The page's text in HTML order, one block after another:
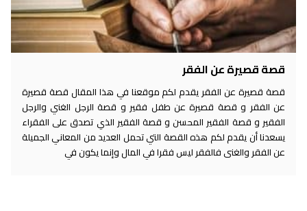
قصة قصيرة عن الفقر
قصة قصيرة عن الفقر يقدم لكم موقعنا في هذا المقال قصة قصيرة
عن الفقر و قصة قصيرة عن طفل فقير و قصة الرجل الغني والرجل
الفقير و قصة الفقير المحسن و قصة الفقير الذي تصدق على الفقراء
يسعدنا أن يقدم لكم هذه القصة التي تحمل العديد من المعاني الجميلة
عن الفقر والغنى فالفقر ليس فقرا في المال وإنما يكون في